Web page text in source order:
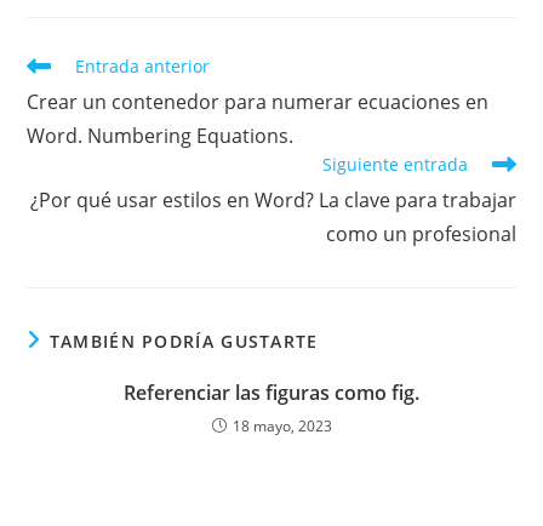
Leer
artículos
Entrada anterior
Crear un contenedor para numerar ecuaciones en
Word. Numbering Equations.
Siguiente entrada
¿Por qué usar estilos en Word? La clave para trabajar
como un profesional
TAMBIÉN PODRÍA GUSTARTE
Referenciar las figuras como fig.
18 mayo, 2023